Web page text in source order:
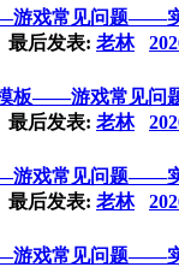
游戏常见问题——
最后发表: 老林
板——游戏常见
最后发表: 老林
游戏常见问题——
最后发表: 老林
游戏常见问题——